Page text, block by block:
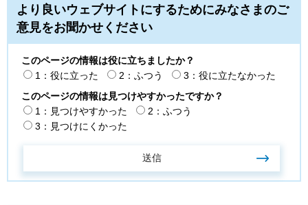
より良いウェブサイトにするためにみなさまのご
意見をお聞かせください
このページの情報は役に立ちましたか？
1：役に立った
2：ふつう
3：役に立たなかった
このページの情報は見つけやすかったですか？
1：見つけやすかった
2：ふつう
3：見つけにくかった